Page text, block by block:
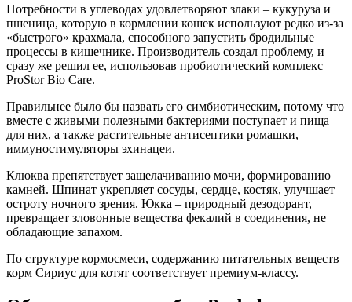
Потребности в углеводах удовлетворяют злаки – кукуруза и
пшеница, которую в кормлении кошек используют редко из-за
«быстрого» крахмала, способного запустить бродильные
процессы в кишечнике. Производитель создал проблему, и
сразу же решил ее, использовав пробиотический комплекс
ProStor Bio Care.
Правильнее было бы назвать его симбиотическим, потому что
вместе с живыми полезными бактериями поступает и пища
для них, а также растительные антисептики ромашки,
иммуностимуляторы эхинацеи.
Клюква препятствует защелачиванию мочи, формированию
камней. Шпинат укрепляет сосуды, сердце, костяк, улучшает
остроту ночного зрения. Юкка – природный дезодорант,
превращает зловонные вещества фекалий в соединения, не
обладающие запахом.
По структуре кормосмеси, содержанию питательных веществ
корм Сириус для котят соответствует премиум-классу.